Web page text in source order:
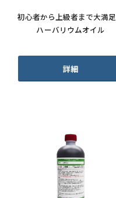
初心者から上級者まで大満
ハーバリウムオイル
詳細